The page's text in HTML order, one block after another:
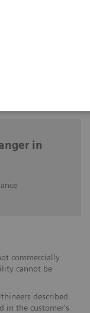
imaging
of the
in
commercially
cannot be
described
in the customer's